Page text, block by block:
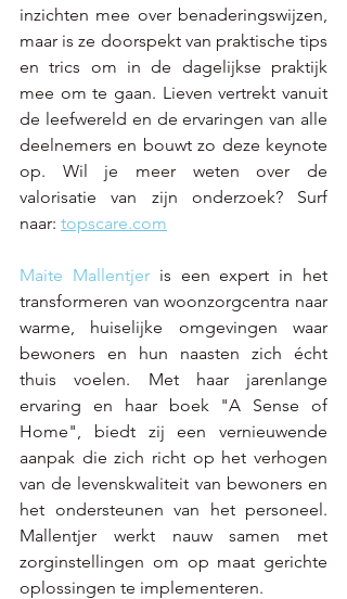
inzichten mee over benaderingswijzen,
maar is ze doorspekt van praktische tips
en trics om in de dagelijkse praktijk
mee om te gaan. Lieven vertrekt vanuit
de leefwereld en de ervaringen van alle
deelnemers en bouwt zo deze keynote
op. Wil je meer weten over de
valorisatie van zijn onderzoek? Surf
naar: topscare.com
Maite Mallentjer is een expert in het
transformeren van woonzorgcentra naar
warme, huiselijke omgevingen waar
bewoners en hun naasten zich écht
thuis voelen. Met haar jarenlange
ervaring en haar boek "A Sense of
Home", biedt zij een vernieuwende
aanpak die zich richt op het verhogen
van de levenskwaliteit van bewoners en
het ondersteunen van het personeel.
Mallentjer werkt nauw samen met
zorginstellingen om op maat gerichte
oplossingen te implementeren.